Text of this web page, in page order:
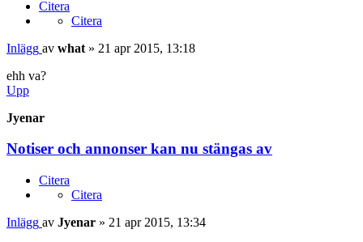
Citera
Citera
Inlägg av what » 21 apr 2015, 13:18
ehh va?
Upp
Jyenar
Notiser och annonser kan nu stängas av
Citera
Citera
Inlägg av Jyenar » 21 apr 2015, 13:34